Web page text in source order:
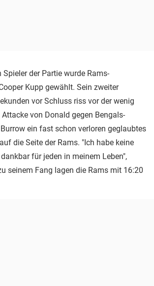
der Partie wurde Rams-
Kupp gewählt. Sein zweiter
vor Schluss riss vor der wenig
von Donald gegen Bengals-
ein fast schon verloren geglaubtes
die Seite der Rams. "Ich habe keine
für jeden in meinem Leben",
seinem Fang lagen die Rams mit 16:20